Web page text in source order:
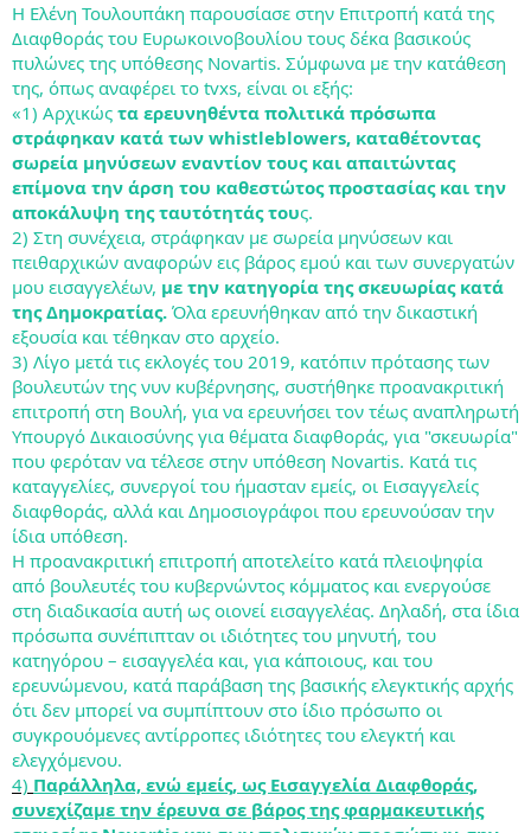
Η Ελένη Τουλουπάκη παρουσίασε στην Επιτροπή κατά της
Διαφθοράς του Ευρωκοινοβουλίου τους δέκα βασικούς
πυλώνες της υπόθεσης Novartis. Σύμφωνα με την κατάθεση
της, όπως αναφέρει το tvxs, είναι οι εξής:
«1) Αρχικώς τα ερευνηθέντα πολιτικά πρόσωπα
στράφηκαν κατά των whistleblowers, καταθέτοντας
σωρεία μηνύσεων εναντίον τους και απαιτώντας
επίμονα την άρση του καθεστώτος προστασίας και την
αποκάλυψη της ταυτότητάς τους.
2) Στη συνέχεια, στράφηκαν με σωρεία μηνύσεων και
πειθαρχικών αναφορών εις βάρος εμού και των συνεργατών
μου εισαγγελέων, με την κατηγορία της σκευωρίας κατά
της Δημοκρατίας. Όλα ερευνήθηκαν από την δικαστική
εξουσία και τέθηκαν στο αρχείο.
3) Λίγο μετά τις εκλογές του 2019, κατόπιν πρότασης των
βουλευτών της νυν κυβέρνησης, συστήθηκε προανακριτική
επιτροπή στη Βουλή, για να ερευνήσει τον τέως αναπληρωτή
Υπουργό Δικαιοσύνης για θέματα διαφθοράς, για "σκευωρία"
που φερόταν να τέλεσε στην υπόθεση Novartis. Κατά τις
καταγγελίες, συνεργοί του ήμασταν εμείς, οι Εισαγγελείς
διαφθοράς, αλλά και Δημοσιογράφοι που ερευνούσαν την
ίδια υπόθεση.
Η προανακριτική επιτροπή αποτελείτο κατά πλειοψηφία
από βουλευτές του κυβερνώντος κόμματος και ενεργούσε
στη διαδικασία αυτή ως οιονεί εισαγγελέας. Δηλαδή, στα ίδια
πρόσωπα συνέπιπταν οι ιδιότητες του μηνυτή, του
κατηγόρου – εισαγγελέα και, για κάποιους, και του
ερευνώμενου, κατά παράβαση της βασικής ελεγκτικής αρχής
ότι δεν μπορεί να συμπίπτουν στο ίδιο πρόσωπο οι
συγκρουόμενες αντίρροπες ιδιότητες του ελεγκτή και
ελεγχόμενου.
4) Παράλληλα, ενώ εμείς, ως Εισαγγελία Διαφθοράς,
συνεχίζαμε την έρευνα σε βάρος της φαρμακευτικής